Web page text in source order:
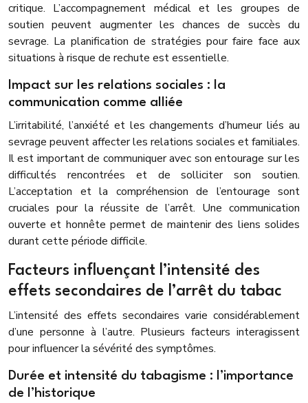
critique. L’accompagnement médical et les groupes de
soutien peuvent augmenter les chances de succès du
sevrage. La planification de stratégies pour faire face aux
situations à risque de rechute est essentielle.
Impact sur les relations sociales : la
communication comme alliée
L’irritabilité, l’anxiété et les changements d’humeur liés au
sevrage peuvent affecter les relations sociales et familiales.
Il est important de communiquer avec son entourage sur les
difficultés rencontrées et de solliciter son soutien.
L’acceptation et la compréhension de l’entourage sont
cruciales pour la réussite de l’arrêt. Une communication
ouverte et honnête permet de maintenir des liens solides
durant cette période difficile.
Facteurs influençant l’intensité des
effets secondaires de l’arrêt du tabac
L’intensité des effets secondaires varie considérablement
d’une personne à l’autre. Plusieurs facteurs interagissent
pour influencer la sévérité des symptômes.
Durée et intensité du tabagisme : l’importance
de l’historique